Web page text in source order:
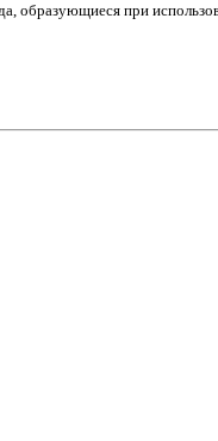
образующиеся при